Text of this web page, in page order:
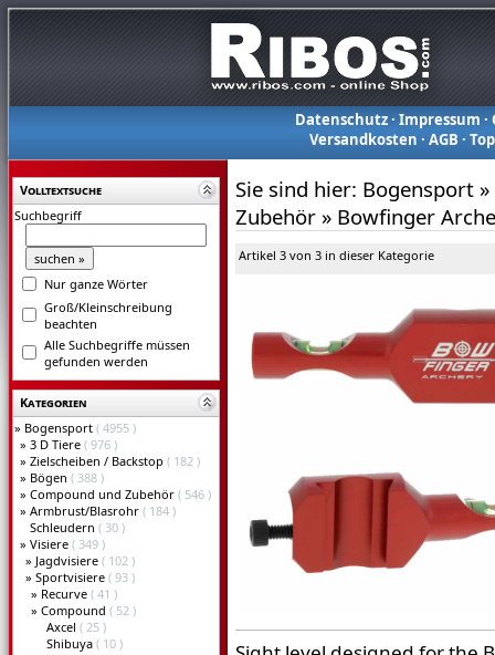
Datenschutz· Impressum ·
Versandkosten ·AGB ·
Volltextsuche
Suchbegriff
Nur ganze Wörter
Groß/Kleinschreibung
beachten
Alle Suchbegriffe müssen
gefunden werden
Kategorien
» Bogensport ( 4955 )
» 3 D Tiere ( 976 )
» Zielscheiben / Backstop ( 182 )
» Bögen ( 388 )
» Compound und Zubehör ( 546 )
» Armbrust/Blasrohr ( 184 )
Schleudern ( 30 )
» Visiere ( 349 )
» Jagdvisiere ( 102 )
» Sportvisiere ( 93 )
» Recurve ( 41 )
» Compound ( 52 )
Axcel ( 25 )
Shibuya ( 10 )
Sie sind hier: Bogensport »
Zubehör » Bowfinger
Artikel 3 von 3 in dieser Kategorie